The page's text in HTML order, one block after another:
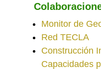
Monitor de
Red TECLA
Construcción
Capacidades